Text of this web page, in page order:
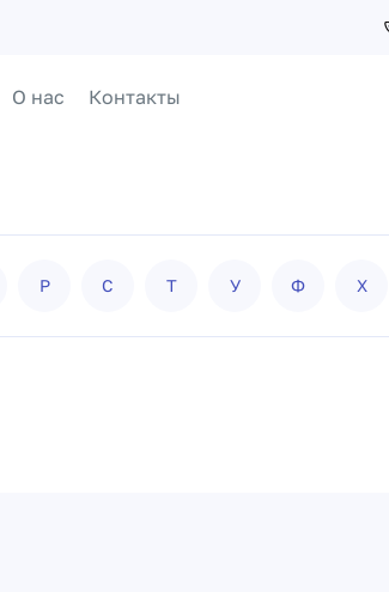
О нас Контакты
Р С Т У Ф Х